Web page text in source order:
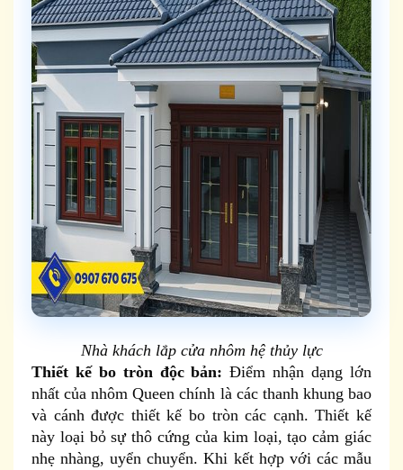
Nhà khách lắp cửa nhôm hệ thủy lực
Thiết kế bo tròn độc bản: Điểm nhận dạng lớn
nhất của nhôm Queen chính là các thanh khung bao
và cánh được thiết kế bo tròn các cạnh. Thiết kế
này loại bỏ sự thô cứng của kim loại, tạo cảm giác
nhẹ nhàng, uyển chuyển. Khi kết hợp với các mẫu